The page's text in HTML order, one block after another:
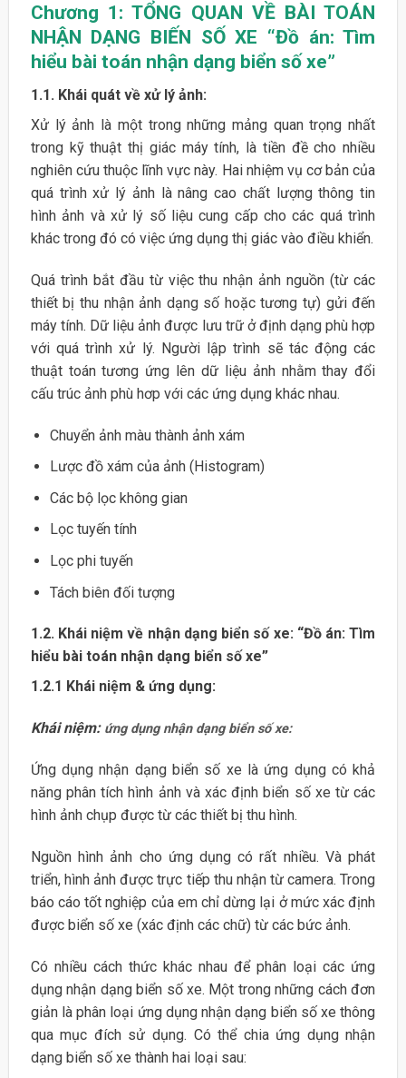
Chương 1:TỔNG QUAN VỀ BÀI TOÁN
NHẬN DẠNG BIẾN SỐ XE “Đồ án: Tìm
hiểu bài toán nhận dạng biển số xe”
1.1. Khái quát về xử lý ảnh:
Xử lý ảnh là một trong những mảng quan trọng nhất
trong kỹ thuật thị giác máy tính, là tiền đề cho nhiều
nghiên cứu thuộc lĩnh vực này. Hai nhiệm vụ cơ bản của
quá trình xử lý ảnh là nâng cao chất lượng thông tin
hình ảnh và xử lý số liệu cung cấp cho các quá trình
khác trong đó có việc ứng dụng thị giác vào điều khiển.
Quá trình bắt đầu từ việc thu nhận ảnh nguồn (từ các
thiết bị thu nhận ảnh dạng số hoặc tương tự) gửi đến
máy tính. Dữ liệu ảnh được lưu trữ ở định dạng phù hợp
với quá trình xử lý. Người lập trình sẽ tác động các
thuật toán tương ứng lên dữ liệu ảnh nhằm thay đổi
cấu trúc ảnh phù hơp với các ứng dụng khác nhau.
Chuyển ảnh màu thành ảnh xám
Lược đồ xám của ảnh (Histogram)
Các bộ lọc không gian
Lọc tuyến tính
Lọc phi tuyến
Tách biên đối tượng
1.2. Khái niệm về nhận dạng biển số xe: “Đồ án: Tìm
hiểu bài toán nhận dạng biển số xe”
1.2.1 Khái niệm & ứng dụng:
Khái niệm: ứng dụng nhận dạng biển số xe:
Ứng dụng nhận dạng biển số xe là ứng dụng có khả
năng phân tích hình ảnh và xác định biển số xe từ các
hình ảnh chụp được từ các thiết bị thu hình.
Nguồn hình ảnh cho ứng dụng có rất nhiều. Và phát
triển, hình ảnh được trực tiếp thu nhận từ camera. Trong
báo cáo tốt nghiệp của em chỉ dừng lại ở mức xác định
được biển số xe (xác định các chữ) từ các bức ảnh.
Có nhiều cách thức khác nhau để phân loại các ứng
dụng nhận dạng biển số xe. Một trong những cách đơn
giản là phân loại ứng dụng nhận dạng biển số xe thông
qua mục đích sử dụng. Có thể chia ứng dụng nhận
dạng biển số xe thành hai loại sau: